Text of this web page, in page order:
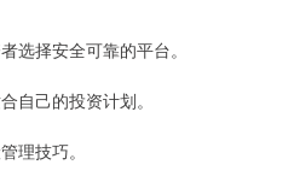
选择安全可靠的平台。
自己的投资计划。
理技巧。